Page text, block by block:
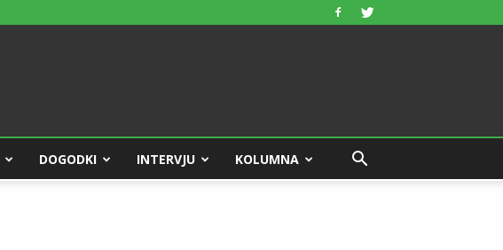
DOGODKI INTERVJU KOLUMNA